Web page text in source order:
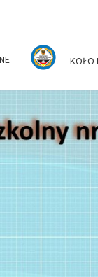
KOŁO